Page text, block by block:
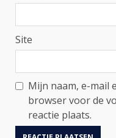
Site
Mijn naam, e-mail
browser voor de
reactie plaats.